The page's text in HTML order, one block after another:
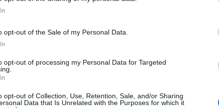
opt-out of the Sale of my Personal Data.
opt-out of processing my Personal Data for Targeted
opt-out of Collection, Use, Retention, Sale, and/or Sharing
Data that Is Unrelated with the Purposes for which it
Νέα μεγάλη αθλητική διάκριση για τα
που ταξίδεψαν στο Ισραήλ!
αθλητική διάκριση για τα Μανιατόπουλα που
2023 21:02